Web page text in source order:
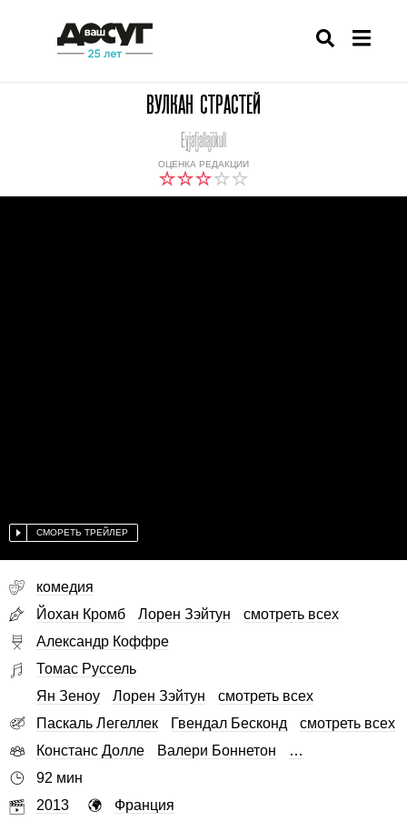
ВУЛКАН СТРАСТЕЙ
ОЦЕНКА РЕДАКЦИИ
Eyjafjallajökull
СМОРЕТЬ ТРЕЙЛЕР
комедия
Йохан Кромб
Лорен Зэйтун
смотреть всех
Александр Коффре
Томас Руссель
Ян Зеноу
Лорен Зэйтун
смотреть всех
Паскаль Легеллек
Гвендал Бесконд
смотреть всех
Констанс Долле
Валери Боннетон
…
92 мин
2013
Франция